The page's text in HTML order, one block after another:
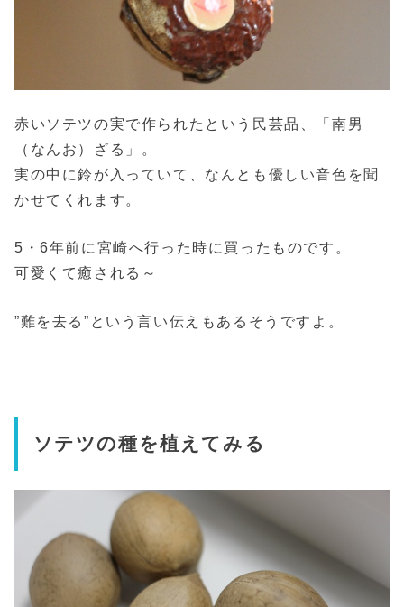
赤いソテツの実で作られたという民芸品、「南男
（なんお）ざる」。
実の中に鈴が入っていて、なんとも優しい音色を聞
かせてくれます。
5・6年前に宮崎へ行った時に買ったものです。
可愛くて癒される～
”難を去る”という言い伝えもあるそうですよ。
ソテツの種を植えてみる